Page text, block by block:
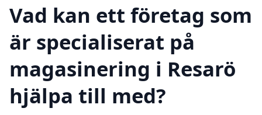
Vad kan ett företag som
är specialiserat på
magasinering i Resarö
hjälpa till med?